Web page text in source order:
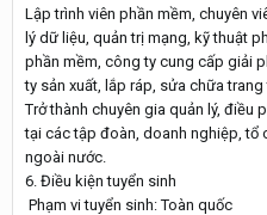
Lập trình viên phần mềm, chuyên
lý dữ liệu, quản trị mạng, kỹ thuật
phần mềm, công ty cung cấp giải
ty sản xuất, lắp ráp, sửa chữa
Trở thành chuyên gia quản lý, điều
tại các tập đoàn, doanh nghiệp,
ngoài nước.
6. Điều kiện tuyển sinh
Phạm vi tuyển sinh: Toàn quốc